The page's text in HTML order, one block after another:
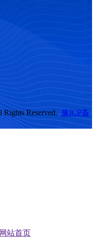
Reserved. 豫ICP备
网站首页